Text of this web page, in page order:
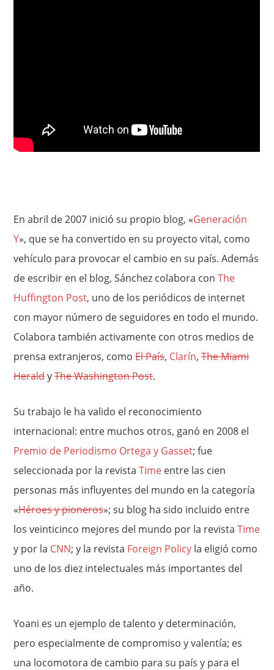
En abril de 2007 inició su propio blog, «Generación
Y», que se ha convertido en su proyecto vital, como
vehículo para provocar el cambio en su país. Además
de escribir en el blog, Sánchez colabora conThe
Huffington Post, uno de los periódicos de internet
con mayor número de seguidores en todo el mundo.
Colabora también activamente con otros medios de
prensa extranjeros, comoEl País, Clarín,The Miami
HeraldyThe Washington Post.
Su trabajo le ha valido el reconocimiento
internacional: entre muchos otros, ganó en 2008 el
Premio de Periodismo Ortega y Gasset; fue
seleccionada por la revistaTime entre las cien
personas más influyentes del mundo en la categoría
«Héroes y pioneros»; su blog ha sido incluido entre
los veinticinco mejores del mundo por la revistaTime
y por la CNN; y la revista Foreign Policy la eligió como
uno de los diez intelectuales más importantes del
año.
Yoani es un ejemplo de talento y determinación,
pero especialmente de compromiso y valentía; es
una locomotora de cambio para su país y para el